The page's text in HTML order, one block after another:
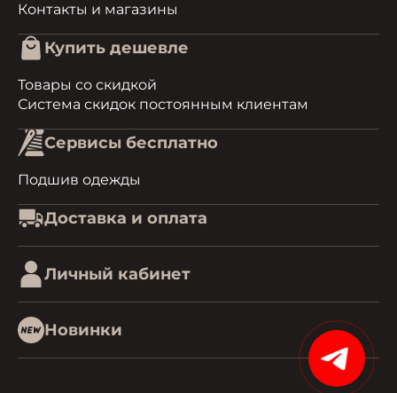
Контакты и магазины
Купить дешевле
Товары со скидкой
Система скидок постоянным клиентам
Сервисы бесплатно
Подшив одежды
Доставка и оплата
Личный кабинет
Новинки
15%